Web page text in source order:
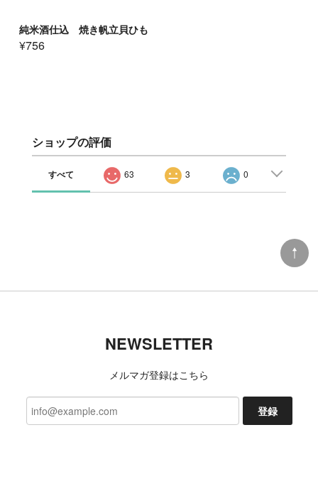
純米酒仕込 焼き帆立貝ひも
¥756
ショップの評価
すべて 63 3 0
NEWSLETTER
メルマガ登録はこちら
登録